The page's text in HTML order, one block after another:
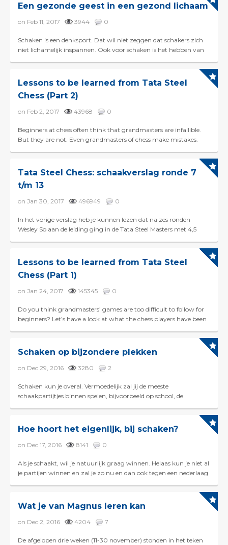
Een gezonde geest in een gezond lichaam
on Feb 11, 2017 3944 0
Schaken is een denksport. Dat wil niet zeggen dat schakers zich
niet lichamelijk inspannen. Ook voor schaken is het hebben van
Lessons to be learned from Tata Steel
Chess (Part 2)
on Feb 2, 2017 43968 0
Beginners at chess often think that grandmasters are infallible.
But they are not. Even grandmasters of chess make mistakes.
Tata Steel Chess: schaakverslag ronde 7
t/m 13
on Jan 30, 2017 496949 0
In het vorige verslag heb je kunnen lezen dat na zes ronden
Wesley So aan de leiding ging in de Tata Steel Masters met 4,5
Lessons to be learned from Tata Steel
Chess (Part 1)
on Jan 24, 2017 145345 0
Do you think grandmasters’ games are too difficult to follow for
beginners? Let’s have a look at what the chess players have been
Schaken op bijzondere plekken
on Dec 29, 2016 3280 2
Schaken kun je overal. Vermoedelijk zal jij de meeste
schaakpartijtjes binnen spelen, bijvoorbeeld op school, de
Hoe hoort het eigenlijk, bij schaken?
on Dec 17, 2016 8141 0
Als je schaakt, wil je natuurlijk graag winnen. Helaas kun je niet al
je partijen winnen en zal je zo nu en dan ook tegen een nederlaag
Wat je van Magnus leren kan
on Dec 2, 2016 4204 7
De afgelopen drie weken (11-30 november) stonden in het teken